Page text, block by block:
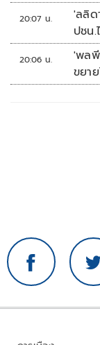
20:07 น.
'ลลิด
ปชน.
20:06 น.
'พลพี
ขยา